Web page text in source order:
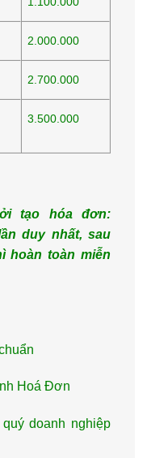
2.000.000
2.700.000
3.500.000
tạo hóa đơn:
duy nhất, sau
hoàn toàn miễn
Hoá Đơn
doanh nghiệp